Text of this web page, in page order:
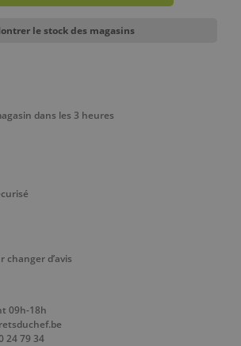
le stock des magasins
dans les 3 heures
changer d’avis
09h-18h
24 79 34